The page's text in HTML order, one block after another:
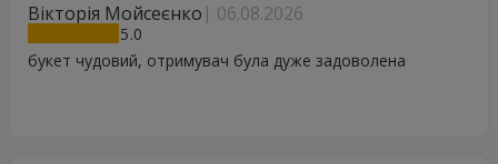
Вікторія Мойсеєнко 06.08.2026
5
букет чудовий, отримувач була дуже задоволена